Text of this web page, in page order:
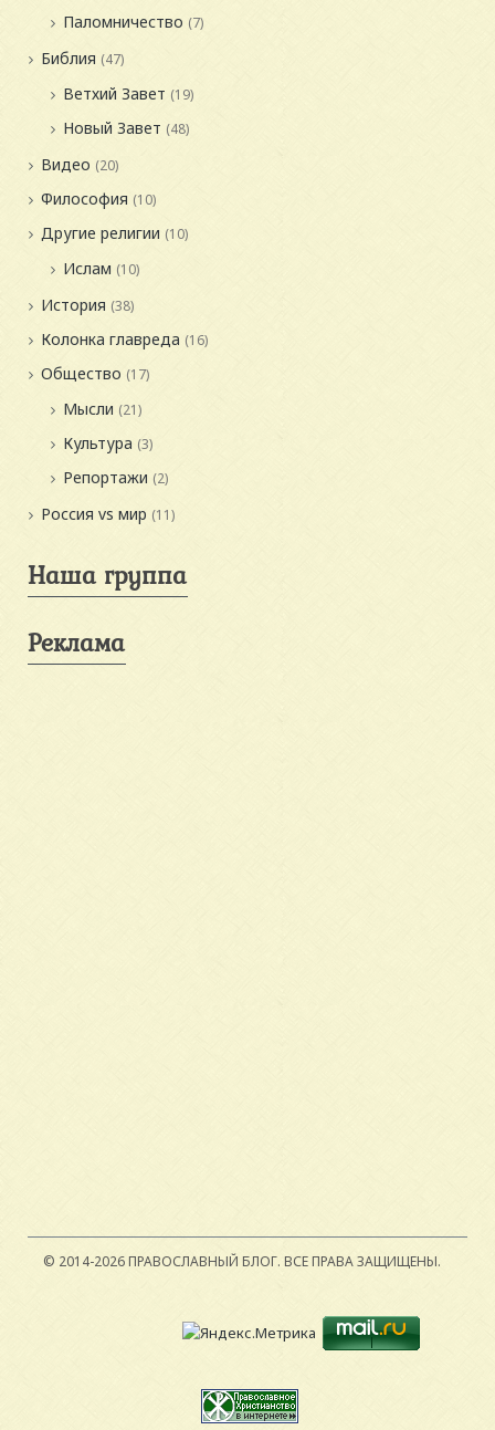
Паломничество (7)
Библия (47)
Ветхий Завет (19)
Новый Завет (48)
Видео (20)
Философия (10)
Другие религии (10)
Ислам (10)
История (38)
Колонка главреда (16)
Общество (17)
Мысли (21)
Культура (3)
Репортажи (2)
Россия vs мир (11)
Наша группа
Реклама
© 2014-2026 ПРАВОСЛАВНЫЙ БЛОГ. ВСЕ ПРАВА ЗАЩИЩЕНЫ.